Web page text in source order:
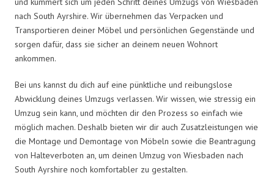
nach South Ayrshire. Wir übernehmen das Verpacken und
Transportieren deiner Möbel und persönlichen Gegenstände und
sorgen dafür, dass sie sicher an deinem neuen Wohnort
ankommen.
Bei uns kannst du dich auf eine pünktliche und reibungslose
Abwicklung deines Umzugs verlassen. Wir wissen, wie stressig ein
Umzug sein kann, und möchten dir den Prozess so einfach wie
möglich machen. Deshalb bieten wir dir auch Zusatzleistungen wie
die Montage und Demontage von Möbeln sowie die Beantragung
von Halteverboten an, um deinen Umzug von Wiesbaden nach
South Ayrshire noch komfortabler zu gestalten.